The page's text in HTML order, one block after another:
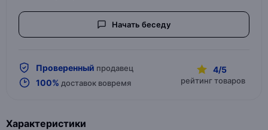
Начать беседу
Проверенный продавец
100% доставок вовремя
4/5
рейтинг товаров
Характеристики